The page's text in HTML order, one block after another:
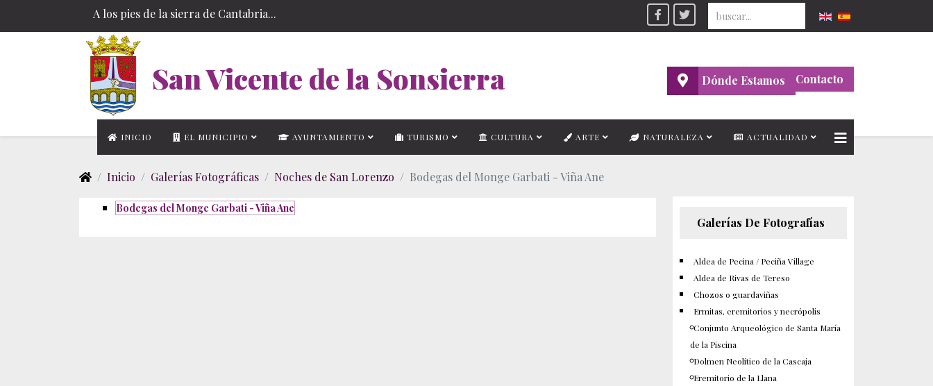
A los pies de la sierra de Cantabria... Seleccione su idioma
San Vicente de la Sonsierra Dónde Estamos Contacto
INICIO EL MUNICIPIO AYUNTAMIENTO TURISMO CULTURA ARTE NATURALEZA ACTUALIDAD
Inicio Galerías Fotográficas Noches de San Lorenzo Bodegas del Monge Garbati - Viña Ane
Bodegas del Monge Garbati - Viña Ane
Galerías De Fotografías
Aldea de Pecina / Peciña Village
Aldea de Rivas de Tereso
Chozos o guardaviñas
Ermitas, eremitorios y necrópolis
Conjunto Arqueológico de Santa María
de la Piscina
Dolmen Neolítico de la Cascaja
Eremitorio de la Llana